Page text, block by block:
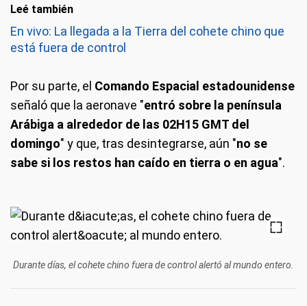
Leé también
En vivo: La llegada a la Tierra del cohete chino que
está fuera de control
Por su parte, el Comando Espacial estadounidense
señaló que la aeronave "entró sobre la península
Arábiga a alrededor de las 02H15 GMT del
domingo" y que, tras desintegrarse, aún "no se
sabe si los restos han caído en tierra o en agua".
Durante días, el cohete chino fuera de control alertó al mundo entero.